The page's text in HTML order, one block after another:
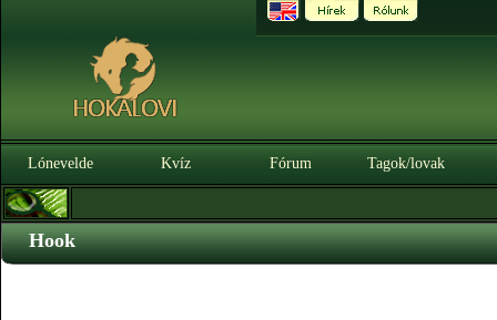
Lónevelde Kvíz Fórum Tagok/lovak
Hook